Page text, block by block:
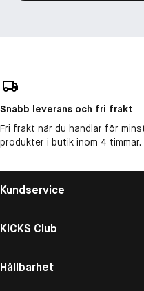
Snabb leverans och fri frakt
Fri frakt när du handlar för
produkter i butik inom 4 timmar.
Kundservice
KICKS Club
Hållbarhet